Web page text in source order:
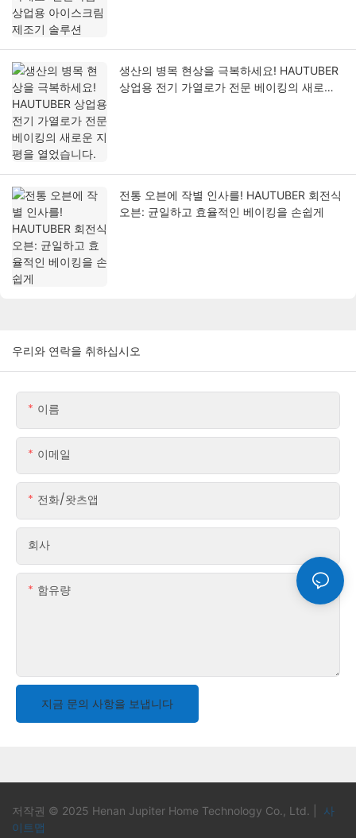
생산의 병목 현상을 극복하세요! HAUTUBER
상업용 전기 가열로가 전문 베이킹의 새로운
전통 오븐에 작별 인사를! HAUTUBER 회전식
오븐: 균일하고 효율적인 베이킹을 손쉽게
우리와 연락을 취하십시오
이름
이메일
전화/왓츠앱
회사
함유량
지금 문의 사항을 보냅니다
저작권 © 2025 Henan Jupiter Home Technology Co., Ltd. |
사
이트맵